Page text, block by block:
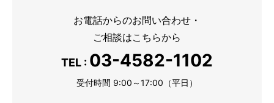
お電話からのお問い合わせ・
ご相談はこちらから
TEL : 03-4582-1102
受付時間 9:00～17:00（平日）